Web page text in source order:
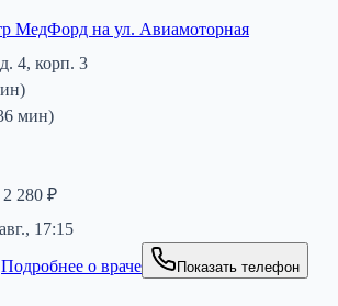
МедФорд на ул. Авиамоторная
4, корп. 3
мин)
2 280 ₽
17:15
Подробнее о враче Показать телефон